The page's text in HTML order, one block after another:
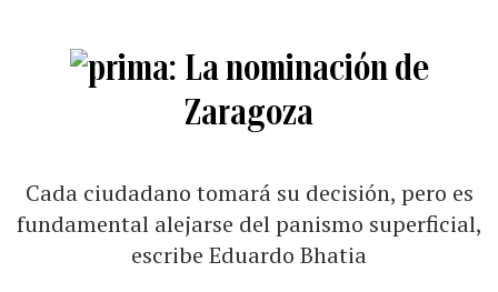
La nominación de
Zaragoza
Cada ciudadano tomará su decisión, pero es
fundamental alejarse del panismo superficial,
escribe Eduardo Bhatia